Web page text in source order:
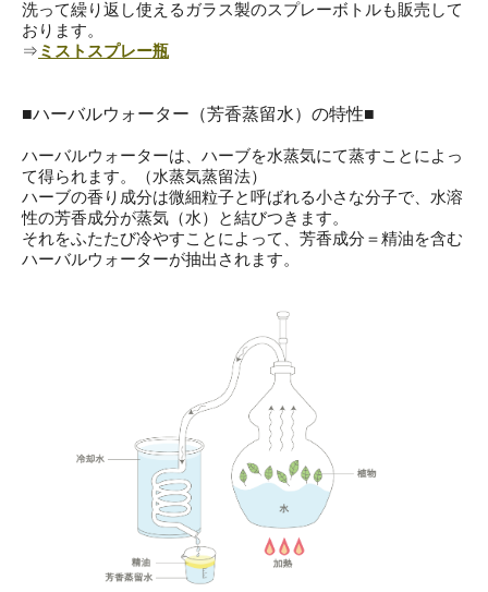
洗って繰り返し使えるガラス製のスプレーボトルも販売して
おります。
⇒ ミストスプレー瓶
■ハーバルウォーター（芳香蒸留水）の特性■
ハーバルウォーターは、ハーブを水蒸気にて蒸すことによっ
て得られます。（水蒸気蒸留法）
ハーブの香り成分は微細粒子と呼ばれる小さな分子で、水溶
性の芳香成分が蒸気（水）と結びつきます。
それをふたたび冷やすことによって、芳香成分＝精油を含む
ハーバルウォーターが抽出されます。